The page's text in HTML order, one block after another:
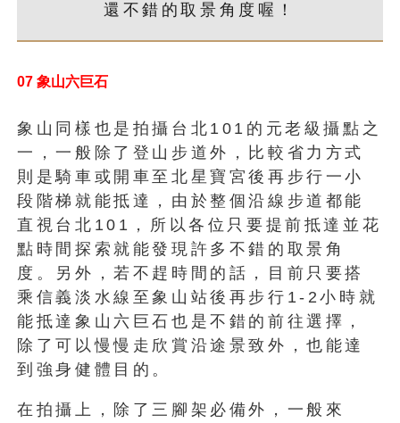
還不錯的取景角度喔！
07 象山六巨石
象山同樣也是拍攝台北101的元老級攝點之
一，一般除了登山步道外，比較省力方式
則是騎車或開車至北星寶宮後再步行一小
段階梯就能抵達，由於整個沿線步道都能
直視台北101，所以各位只要提前抵達並花
點時間探索就能發現許多不錯的取景角
度。另外，若不趕時間的話，目前只要搭
乘信義淡水線至象山站後再步行1-2小時就
能抵達象山六巨石也是不錯的前往選擇，
除了可以慢慢走欣賞沿途景致外，也能達
到強身健體目的。
在拍攝上，除了三腳架必備外，一般來